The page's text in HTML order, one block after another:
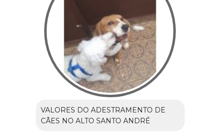
VALORES DO ADESTRAMENTO DE
CÃES NO ALTO SANTO ANDRÉ